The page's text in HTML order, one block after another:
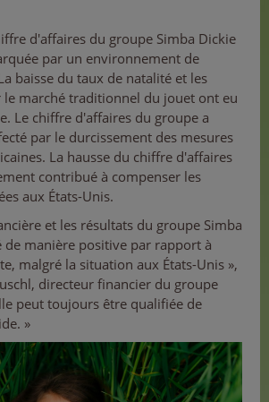
d'affaires du groupe Simba Dickie
par un environnement de
baisse du taux de natalité et les
le marché traditionnel du jouet ont eu
Le chiffre d'affaires du groupe a
par le durcissement des mesures
La hausse du chiffre d'affaires
contribué à compenser les
aux États-Unis.
et les résultats du groupe Simba
de manière positive par rapport à
malgré la situation aux États-Unis »,
directeur financier du groupe
peut toujours être qualifiée de
»